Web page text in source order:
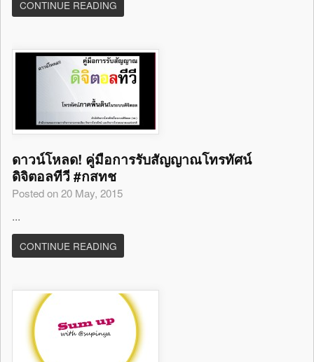
CONTINUE READING
ดาวน์โหลด! คู่มือการรับสัญญาณโทรทัศน์
ดิจิตอลทีวี #กสทช
Posted on 20 May, 2015
...
CONTINUE READING